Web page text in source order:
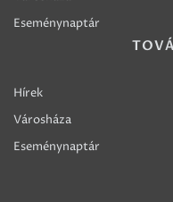
Eseménynaptár
Hírek
Városháza
Eseménynaptár